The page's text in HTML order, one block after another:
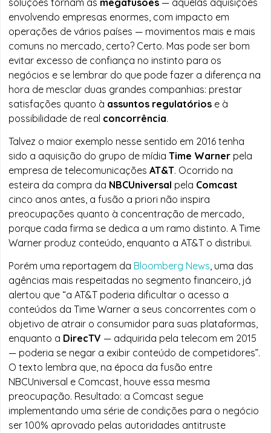
envolvendo empresas enormes, com impacto em
operações de vários países — movimentos mais e mais
comuns no mercado, certo? Certo. Mas pode ser bom
evitar excesso de confiança no instinto para os
negócios e se lembrar do que pode fazer a diferença na
hora de mesclar duas grandes companhias: prestar
satisfações quanto à assuntos regulatórios e à
possibilidade de real concorrência.
Talvez o maior exemplo nesse sentido em 2016 tenha
sido a aquisição do grupo de mídiaTime Warner pela
empresa de telecomunicaçõesAT&T. Ocorrido na
esteira da compra da NBCUniversal pela Comcast
cinco anos antes, a fusão a priori não inspira
preocupações quanto à concentração de mercado,
porque cada firma se dedica a um ramo distinto. A Time
Warner produz conteúdo, enquanto a AT&T o distribui.
Porém uma reportagem da Bloomberg News, uma das
agências mais respeitadas no segmento financeiro, já
alertou que “a AT&T poderia dificultar o acesso a
conteúdos da Time Warner a seus concorrentes com o
objetivo de atrair o consumidor para suas plataformas,
enquanto a DirecTV — adquirida pela telecom em 2015
— poderia se negar a exibir conteúdo de competidores”.
O texto lembra que, na época da fusão entre
NBCUniversal e Comcast, houve essa mesma
preocupação. Resultado: a Comcast segue
implementando uma série de condições para o negócio
ser 100% aprovado pelas autoridades antitruste